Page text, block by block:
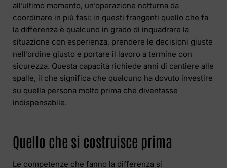
all’ultimo momento, un’operazione notturna da
coordinare in più fasi: in questi frangenti quello che fa
la differenza è qualcuno in grado di inquadrare la
situazione con esperienza, prendere le decisioni giuste
nell’ordine giusto e portare il lavoro a termine con
sicurezza. Questa capacità richiede anni di cantiere alle
spalle, il che significa che qualcuno ha dovuto investire
su quella persona molto prima che diventasse
indispensabile.
Quello che si costruisce prima
Le competenze che fanno la differenza si